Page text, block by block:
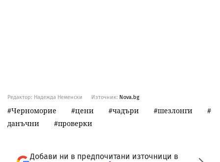
Редактор: Надежда Неменски Източник: Nova.bg
Черноморие цени чадъри
шезлонги
данъчни
проверки
Добави ни в предпочитани източници в